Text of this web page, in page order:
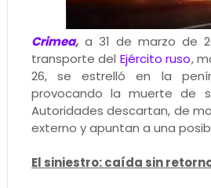
Crimea,a 31 de marzo de
transporte del Ejército ruso,
26, se estrelló en la
provocando la muerte de
Autoridades descartan, de
externo y apuntan a una
El siniestro: caída sin